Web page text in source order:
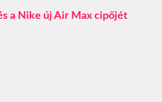
a Nike új Air Max cipőjét